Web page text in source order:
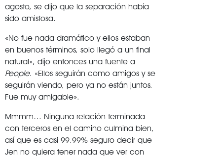
agosto, se dijo que la separación había
sido amistosa.
«No fue nada dramático y ellos estaban
en buenos términos, solo llegó a un final
natural», dijo entonces una fuente a
People. «Ellos seguirán como amigos y se
seguirán viendo, pero ya no están juntos.
Fue muy amigable».
Mmmm… Ninguna relación terminada
con terceros en el camino culmina bien,
así que es casi 99.99% seguro decir que
Jen no quiera tener nada que ver con